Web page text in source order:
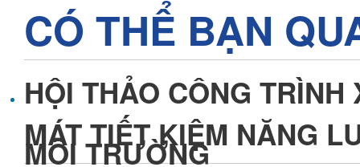
CÓ THỂ BẠN
HỘI THẢO CÔNG
MÁT TIẾT KIỆM NĂNG
MÔI TRƯỜNG